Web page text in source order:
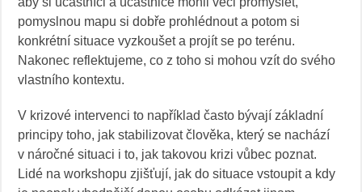
pomyslnou mapu si dobře prohlédnout a potom si
konkrétní situace vyzkoušet a projít se po terénu.
Nakonec reflektujeme, co z toho si mohou vzít do svého
vlastního kontextu.
V krizové intervenci to například často bývají základní
principy toho, jak stabilizovat člověka, který se nachází
v náročné situaci i to, jak takovou krizi vůbec poznat.
Lidé na workshopu zjišťují, jak do situace vstoupit a kdy